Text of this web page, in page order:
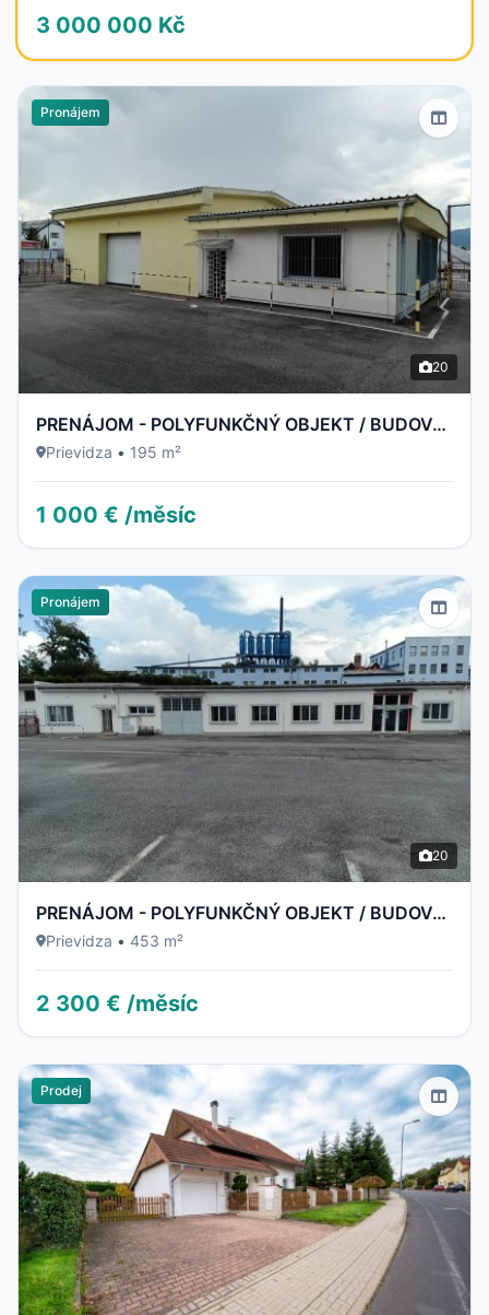
3 000 000 Kč
Pronájem
20
PRENÁJOM - POLYFUNKČNÝ OBJEKT / BUDOVA - NECPALSKÁ CESTA 34 E – PRIEVIDZA
Prievidza • 195 m²
1 000 € /měsíc
Pronájem
20
PRENÁJOM - POLYFUNKČNÝ OBJEKT / BUDOVA - NECPALSKÁ CESTA 34 B – PRIEVIDZA
Prievidza • 453 m²
2 300 € /měsíc
Prodej